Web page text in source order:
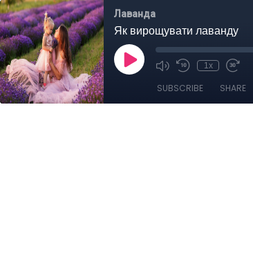
Лаванда
Як вирощувати лаванду
1x
SUBSCRIBE SHARE